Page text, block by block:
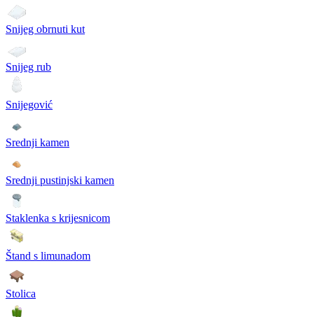
Snijeg obrnuti kut
Snijeg rub
Snijegović
Srednji kamen
Srednji pustinjski kamen
Staklenka s krijesnicom
Štand s limunadom
Stolica